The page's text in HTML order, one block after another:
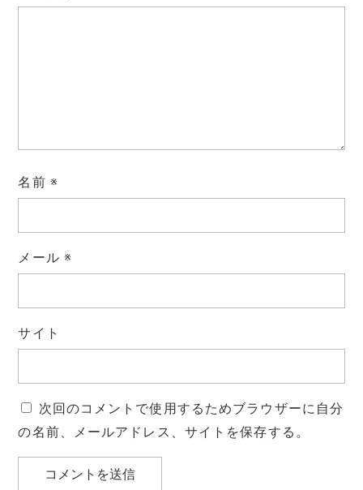
名前 ※
メール ※
サイト
次回のコメントで使用するためブラウザーに自分
の名前、メールアドレス、サイトを保存する。